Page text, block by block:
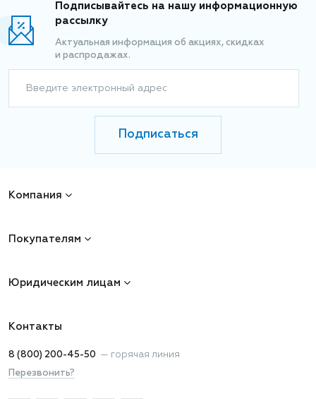
Подписывайтесь на нашу информационную
рассылку
Актуальная информация об акциях, скидках
и распродажах.
Введите электронный адрес
Подписаться
Компания
Покупателям
Юридическим лицам
Контакты
8 (800) 200-45-50 — горячая линия
Перезвонить?